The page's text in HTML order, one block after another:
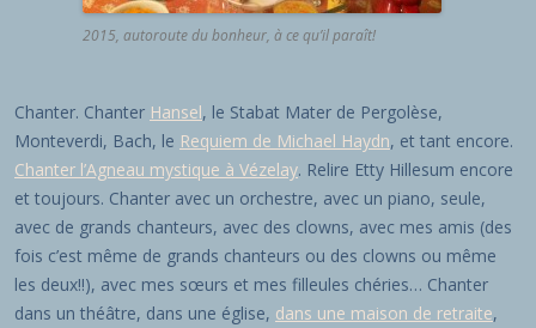
2015, autoroute du bonheur, à ce qu’il paraît!
Chanter. Chanter Hansel, le Stabat Mater de Pergolèse,
Monteverdi, Bach, le Requiem de Michael Haydn, et tant encore.
Chanter l’Agneau mystique à Vézelay. Relire Etty Hillesum encore
et toujours. Chanter avec un orchestre, avec un piano, seule,
avec de grands chanteurs, avec des clowns, avec mes amis (des
fois c’est même de grands chanteurs ou des clowns ou même
les deux!!), avec mes sœurs et mes filleules chéries… Chanter
dans un théâtre, dans une église, dans une maison de retraite,